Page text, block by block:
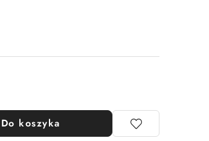
Do koszyka